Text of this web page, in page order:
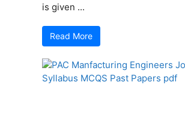
is given ...
Read More